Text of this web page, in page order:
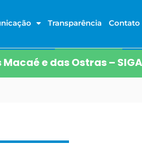
Transparência Contato
e das Ostras – SIGA